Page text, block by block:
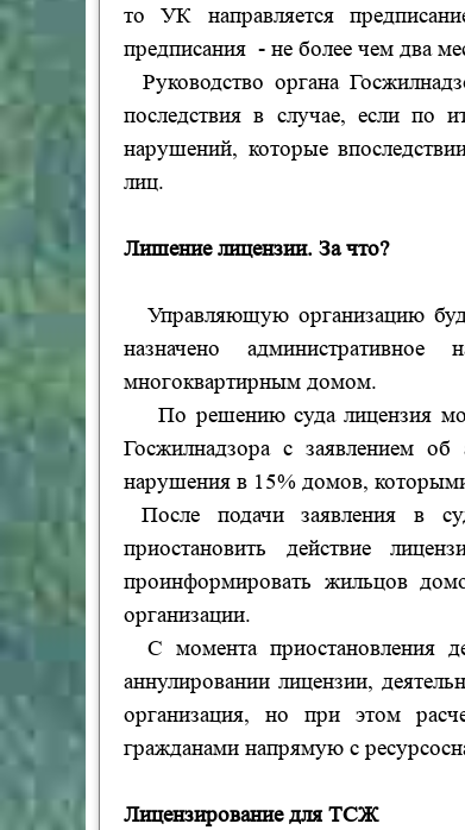
то УК направляется
предписания - не более чем два
Руководство органа
последствия в случае, если по
нарушений, которые
лиц.
Лишение лицензии. За что?
Управляющую организацию
назначено
многоквартирным домом.
По решению суда лицензия
Госжилнадзора с заявлением
нарушения в 15% домов,
После подачи заявления в
приостановить действие
проинформировать жильцов
организации.
С момента приостановления
аннулировании лицензии,
организация, но при этом
гражданами напрямую с
Лицензирование для ТСЖ